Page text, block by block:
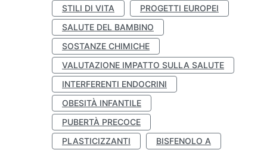
STILI DI VITA
PROGETTI EUROPEI
SALUTE DEL BAMBINO
SOSTANZE CHIMICHE
VALUTAZIONE IMPATTO SULLA SALUTE
INTERFERENTI ENDOCRINI
OBESITÀ INFANTILE
PUBERTÀ PRECOCE
PLASTICIZZANTI
BISFENOLO A